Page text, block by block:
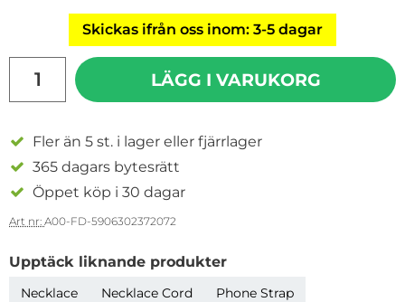
Skickas ifrån oss inom: 3-5 dagar
LÄGG I VARUKORG
Fler än 5 st. i lager eller fjärrlager
365 dagars bytesrätt
Öppet köp i 30 dagar
Art nr: A00-FD-5906302372072
Upptäck liknande produkter
Necklace Necklace Cord Phone Strap